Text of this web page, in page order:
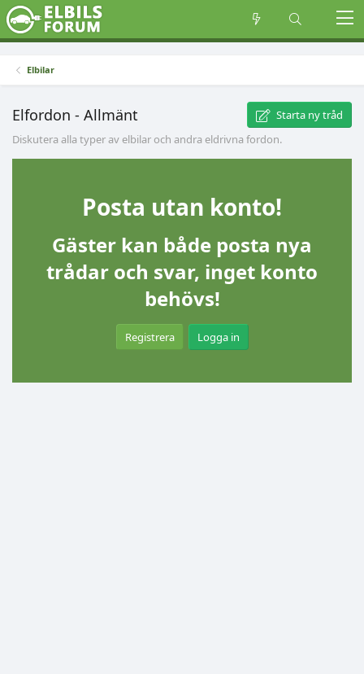
Elbilar
Elfordon - Allmänt
Starta ny tråd
Diskutera alla typer av elbilar och andra eldrivna fordon.
Posta utan konto!
Gäster kan både posta nya
trådar och svar, inget konto
behövs!
Registrera Logga in